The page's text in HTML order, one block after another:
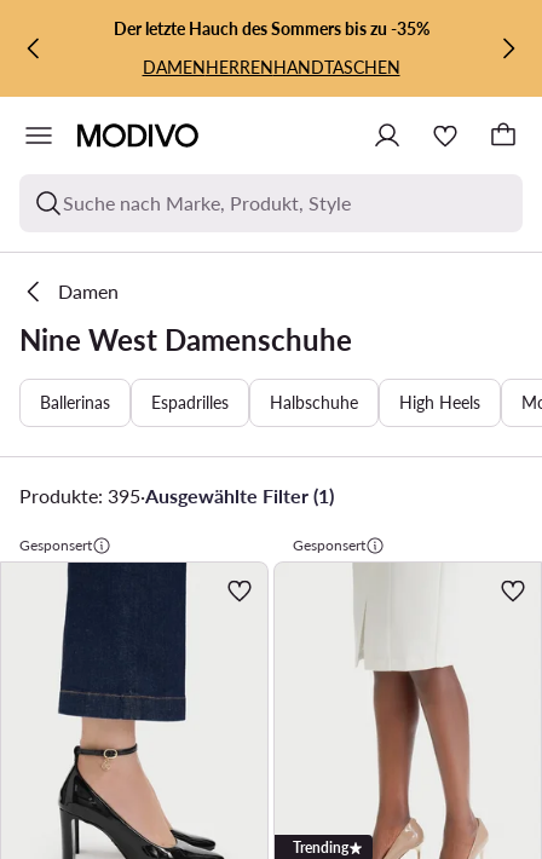
ZUM HAUPTINHALT SPRINGEN
ZUR SUCHEDer letzte Hauch des Sommers bis zu -35%
DAMENHERRENHANDTASCHEN
Suche nach Marke, Produkt, Style
Damen
Nine West Damenschuhe
Ballerinas Espadrilles Halbschuhe High Heels
Produkte: 395·Ausgewählte Filter (1)
Gesponsert Gesponsert
Trending